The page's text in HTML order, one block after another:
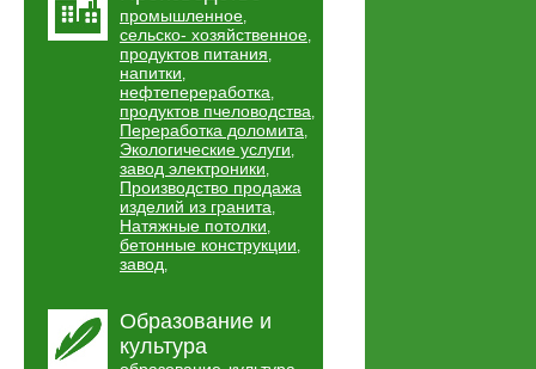
промышленное,
сельско- хозяйственное,
продуктов питания,
напитки,
нефтепереработка,
продуктов пчеловодства,
Переработка доломита,
Экологические услуги,
завод электроники,
Производство продажа
изделий из гранита,
Натяжные потолки,
бетонные конструкции,
завод,
Образование и
культура